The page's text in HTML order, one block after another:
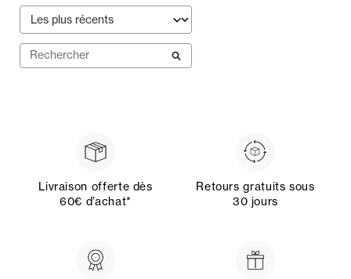
Livraison offerte dès
60€ d’achat*
Retours gratuits sous
30 jours